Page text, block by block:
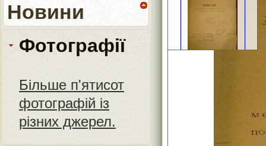
Новини
Фотографії
Більше п'ятисот
фотографій із
різних джерел.